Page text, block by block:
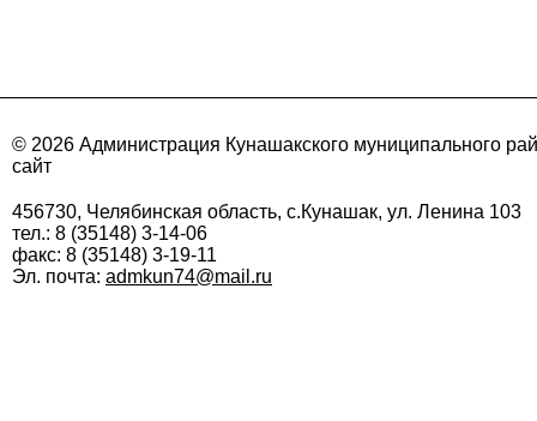
© 2026 Администрация Кунашакского муниципального
сайт
456730, Челябинская область, с.Кунашак, ул. Ленина 103
тел.: 8 (35148) 3-14-06
факс: 8 (35148) 3-19-11
Эл. почта: admkun74@mail.ru